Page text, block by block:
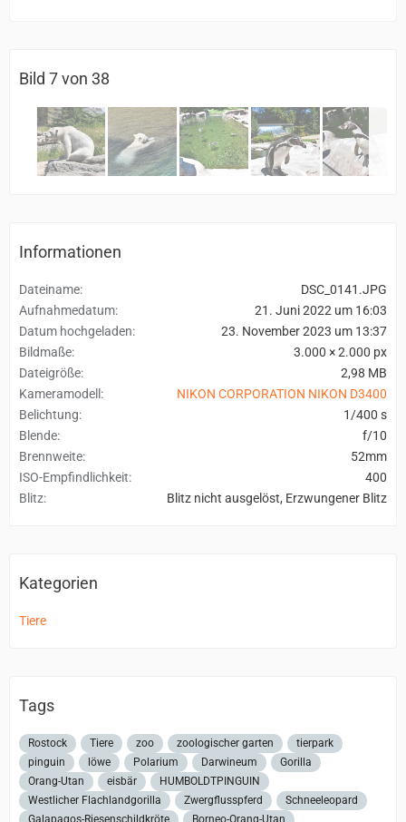
Bild 7 von 38
Informationen
Dateiname
DSC_0141.JPG
Aufnahmedatum
21. Juni 2022 um 16:03
Datum hochgeladen
23. November 2023 um 13:37
Bildmaße
3.000 × 2.000 px
Dateigröße
2,98 MB
Kameramodell
NIKON CORPORATION NIKON D3400
Belichtung
1/400 s
Blende
f/10
Brennweite
52mm
ISO-Empfindlichkeit
400
Blitz
Blitz nicht ausgelöst, Erzwungener Blitz
Kategorien
Tiere
Tags
Rostock Tiere zoo zoologischer garten
tierpark
pinguin
löwe Polarium Darwineum
Gorilla
Orang-Utan
eisbär
HUMBOLDTPINGUIN
Westlicher Flachlandgorilla
Zwergflusspferd
Schneeleopard
Galapagos-Riesenschildkröte
Borneo-Orang-Utan